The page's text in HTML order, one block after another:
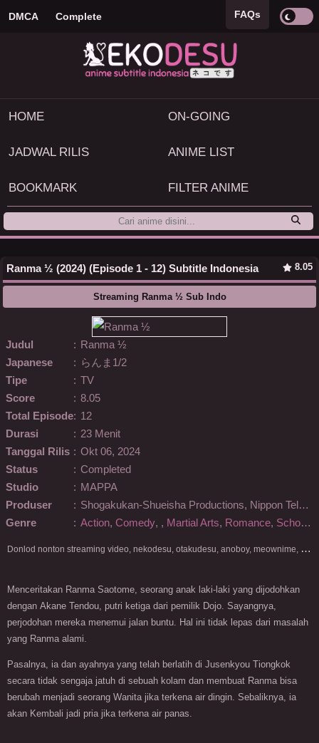
DMCA Complete FAQs
HOME ON-GOING
JADWAL RILIS ANIME LIST
BOOKMARK FILTER ANIME
Ranma ½ (2024) (Episode 1 - 12) Subtitle Indonesia 8.05
Streaming Ranma ½ Sub Indo
Judul : Ranma ½
Japanese
: らんま1/2
Tipe
: TV
Score
: 8.05
Total Episode: 12
Durasi
: 23 Menit
Tanggal Rilis : Okt 06, 2024
Status
: Completed
Studio
: MAPPA
Produser
:
Shogakukan-Shueisha Productions, Nippon Television Network, Shogakukan, dugout
Genre
: Action, Comedy, , Martial Arts, Romance, School ,
D
onlod nonton streaming video, nekodesu, otakudesu, anoboy, meownime, anitoki, meguminime, melody, oploverz, anoboy, nimegami, unduh, riie net, drivenime, myanimelist, MAL, kusonime, neonime, bstation, maxnime, Netflix, animeindo, anichin, crunchyroll, neonime, samehadaku, streaming, otakupoi, awsubs, anibatch, anikyojin, nekonime, kurogaze, zippyshare, vidio google drive, Muse Indonesia, kazefuri, iQIYI, Viu, Ani-One Asia, Animenonton, Otaku desu, Mangaku, Anibatch,Vidio, Genflix, Amazon Prime Video, 3GP, Mp4, 240p, Terlengkap.
Menceritakan Ranma Saotome, seorang anak laki-laki yang dijodohkan
dengan Akane Tendou, putri ketiga dari pemilik Dojo. Sayangnya,
perjodohan mereka menemui jalan buntu. Hal ini tidak lepas dari masalah
yang Ranma alami.
Pasalnya, ia dan ayahnya yang telah berlatih di Jusenkyou Tiongkok
secara tidak sengaja jatuh di sebuah kolam dan membuat Ranma bisa
berubah menjadi seorang Wanita jika terkena air dingin. Sebaliknya, ia
akan Kembali jadi pria jika terkena air panas.